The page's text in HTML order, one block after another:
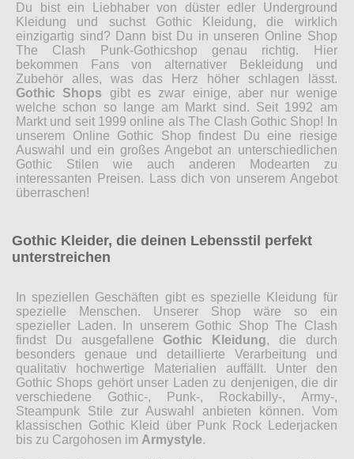
Du bist ein Liebhaber von düster edler Underground
Kleidung und suchst Gothic Kleidung, die wirklich
einzigartig sind? Dann bist Du in unseren Online Shop
The Clash Punk-Gothicshop genau richtig. Hier
bekommen Fans von alternativer Bekleidung und
Zubehör alles, was das Herz höher schlagen lässt.
Gothic Shops gibt es zwar einige, aber nur wenige
welche schon so lange am Markt sind. Seit 1992 am
Markt und seit 1999 online als The Clash Gothic Shop! In
unserem Online Gothic Shop findest Du eine riesige
Auswahl und ein großes Angebot an unterschiedlichen
Gothic Stilen wie auch anderen Modearten zu
interessanten Preisen. Lass dich von unserem Angebot
überraschen!
Gothic Kleider, die deinen Lebensstil perfekt
unterstreichen
In speziellen Geschäften gibt es spezielle Kleidung für
spezielle Menschen. Unserer Shop wäre so ein
spezieller Laden. In unserem Gothic Shop The Clash
findst Du ausgefallene Gothic Kleidung, die durch
besonders genaue und detaillierte Verarbeitung und
qualitativ hochwertige Materialien auffällt. Unter den
Gothic Shops gehört unser Laden zu denjenigen, die dir
verschiedene Gothic-, Punk-, Rockabilly-, Army-,
Steampunk Stile zur Auswahl anbieten können. Vom
klassischen Gothic Kleid über Punk Rock Lederjacken
bis zu Cargohosen im Armystyle.